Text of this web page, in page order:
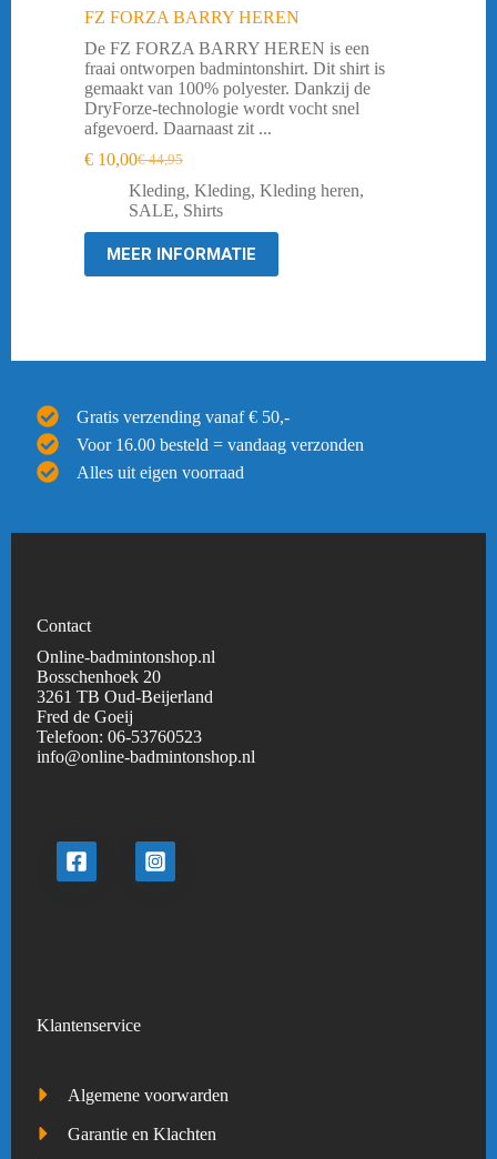
FZ FORZA BARRY HEREN
De FZ FORZA BARRY HEREN is een
fraai ontworpen badmintonshirt. Dit shirt is
gemaakt van 100% polyester. Dankzij de
DryForze-technologie wordt vocht snel
afgevoerd. Daarnaast zit ...
€44,95
Oorspronkelijke
prijs
was:
€ 44,95.
€ 10,00Huidige
prijs
is:
€ 10,00.
Kleding, Kleding, Kleding heren,
SALE, Shirts
MEER INFORMATIE
Gratis verzending vanaf € 50,-
Voor 16.00 besteld = vandaag verzonden
Alles uit eigen voorraad
Contact
Online-badmintonshop.nl
Bosschenhoek 20
3261 TB Oud-Beijerland
Fred de Goeij
Telefoon:06-53760523
info@online-badmintonshop.nl
Klantenservice
Algemene voorwarden
Garantie en Klachten